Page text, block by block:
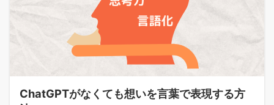
ChatGPTがなくても想いを言葉で表現する方